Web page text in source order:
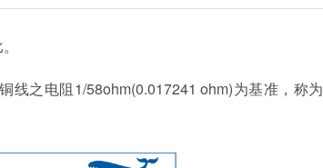
之电阻1/58ohm(0.017241 ohm)为基准，称为